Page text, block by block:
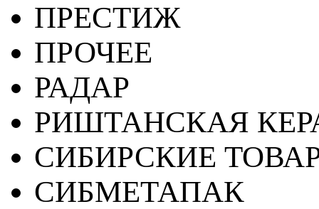
ПРЕСТИЖ
ПРОЧЕЕ
РАДАР
РИШТАНСКАЯ
СИБИРСКИЕ
СИБМЕТАПАК